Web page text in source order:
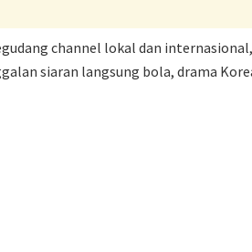
channel lokal dan
siaran langsung bola, drama